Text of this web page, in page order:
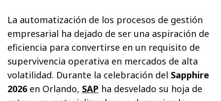
La automatización de los procesos de gestión
empresarial ha dejado de ser una aspiración de
eficiencia para convertirse en un requisito de
supervivencia operativa en mercados de alta
volatilidad. Durante la celebración del Sapphire
2026 en Orlando, SAP ha desvelado su hoja de